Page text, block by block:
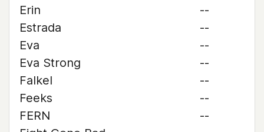
Erin
--
Estrada
--
Eva
--
Eva Strong
--
Falkel
--
Feeks
--
FERN
--